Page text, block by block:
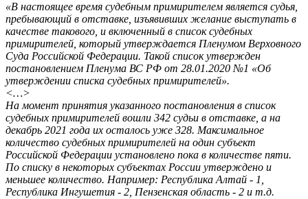
«В настоящее время судебным примирителем является судья,
пребывающий в отставке, изъявивших желание выступать в
качестве такового, и включенный в список судебных
примирителей, который утверждается Пленумом Верховного
Суда Российской Федерации. Такой список утвержден
постановлением Пленума ВС РФ от 28.01.2020 №1 «Об
утверждении списка судебных примирителей».
<…>
На момент принятия указанного постановления в список
судебных примирителей вошли 342 судьи в отставке, а на
декабрь 2021 года их осталось уже 328. Максимальное
количество судебных примирителей на один субъект
Российской Федерации установлено пока в количестве пяти.
По списку в некоторых субъектах России утверждено и
меньшее количество. Например: Республика Алтай - 1,
Республика Ингушетия - 2, Пензенская область - 2 и т.д.